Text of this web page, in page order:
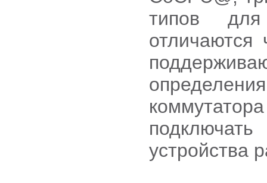
типов для
устройства